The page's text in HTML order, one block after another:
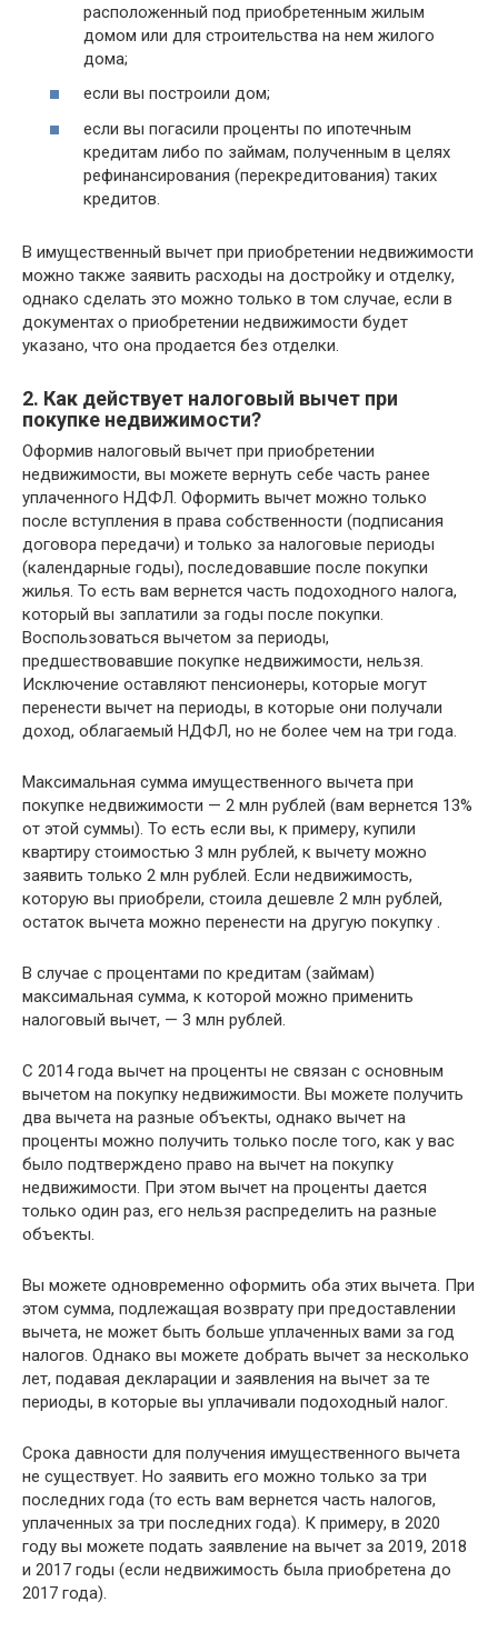
расположенный под приобретенным жилым
домом или для строительства на нем жилого
дома;
если вы построили дом;
если вы погасили проценты по ипотечным
кредитам либо по займам, полученным в целях
рефинансирования (перекредитования) таких
кредитов.
В имущественный вычет при приобретении недвижимости
можно также заявить расходы на достройку и отделку,
однако сделать это можно только в том случае, если в
документах о приобретении недвижимости будет
указано, что она продается без отделки.
2. Как действует налоговый вычет при
покупке недвижимости?
Оформив налоговый вычет при приобретении
недвижимости, вы можете вернуть себе часть ранее
уплаченного НДФЛ. Оформить вычет можно только
после вступления в права собственности (подписания
договора передачи) и только за налоговые периоды
(календарные годы), последовавшие после покупки
жилья. То есть вам вернется часть подоходного налога,
который вы заплатили за годы после покупки.
Воспользоваться вычетом за периоды,
предшествовавшие покупке недвижимости, нельзя.
Исключение оставляют пенсионеры, которые могут
перенести вычет на периоды, в которые они получали
доход, облагаемый НДФЛ, но не более чем на три года.
Максимальная сумма имущественного вычета при
покупке недвижимости — 2 млн рублей (вам вернется 13%
от этой суммы). То есть если вы, к примеру, купили
квартиру стоимостью 3 млн рублей, к вычету можно
заявить только 2 млн рублей. Если недвижимость,
которую вы приобрели, стоила дешевле 2 млн рублей,
остаток вычета можно перенести на другую покупку .
В случае с процентами по кредитам (займам)
максимальная сумма, к которой можно применить
налоговый вычет, — 3 млн рублей.
С 2014 года вычет на проценты не связан с основным
вычетом на покупку недвижимости. Вы можете получить
два вычета на разные объекты, однако вычет на
проценты можно получить только после того, как у вас
было подтверждено право на вычет на покупку
недвижимости. При этом вычет на проценты дается
только один раз, его нельзя распределить на разные
объекты.
Вы можете одновременно оформить оба этих вычета. При
этом сумма, подлежащая возврату при предоставлении
вычета, не может быть больше уплаченных вами за год
налогов. Однако вы можете добрать вычет за несколько
лет, подавая декларации и заявления на вычет за те
периоды, в которые вы уплачивали подоходный налог.
Срока давности для получения имущественного вычета
не существует. Но заявить его можно только за три
последних года (то есть вам вернется часть налогов,
уплаченных за три последних года). К примеру, в 2020
году вы можете подать заявление на вычет за 2019, 2018
и 2017 годы (если недвижимость была приобретена до
2017 года).